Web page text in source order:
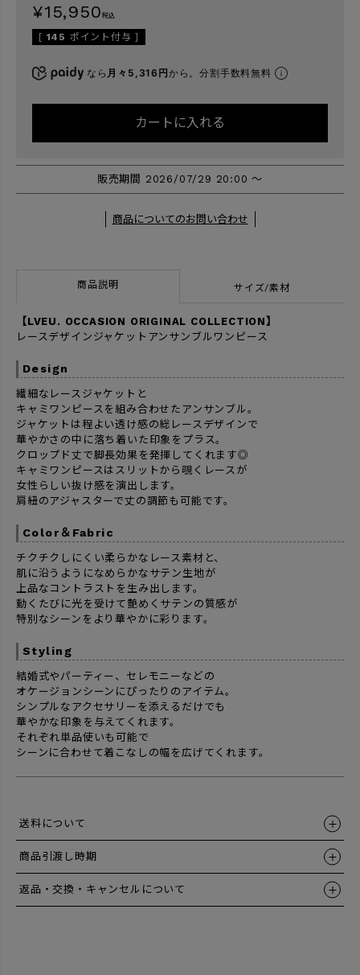
¥15,950 税込
[ 145 ポイント付与 ]
なら 月々5,316円から。分割手数料無料
カートに入れる
販売期間 2026/07/29 20:00〜
商品についてのお問い合わせ
商品説明 サイズ/素材
【LVEU. OCCASION ORIGINAL COLLECTION】
レースデザインジャケットアンサンブルワンピース
Design
繊細なレースジャケットと
キャミワンピースを組み合わせたアンサンブル。
ジャケットは程よい透け感の総レースデザインで
華やかさの中に落ち着いた印象をプラス。
クロップド丈で脚長効果を発揮してくれます◎
キャミワンピースはスリットから覗くレースが
女性らしい抜け感を演出します。
肩紐のアジャスターで丈の調節も可能です。
Color＆Fabric
チクチクしにくい柔らかなレース素材と、
肌に沿うようになめらかなサテン生地が
上品なコントラストを生み出します。
動くたびに光を受けて艶めくサテンの質感が
特別なシーンをより華やかに彩ります。
Styling
結婚式やパーティー、セレモニーなどの
オケージョンシーンにぴったりのアイテム。
シンプルなアクセサリーを添えるだけでも
華やかな印象を与えてくれます。
それぞれ単品使いも可能で
シーンに合わせて着こなしの幅を広げてくれます。
送料について
商品引渡し時期
返品・交換・キャンセルについて